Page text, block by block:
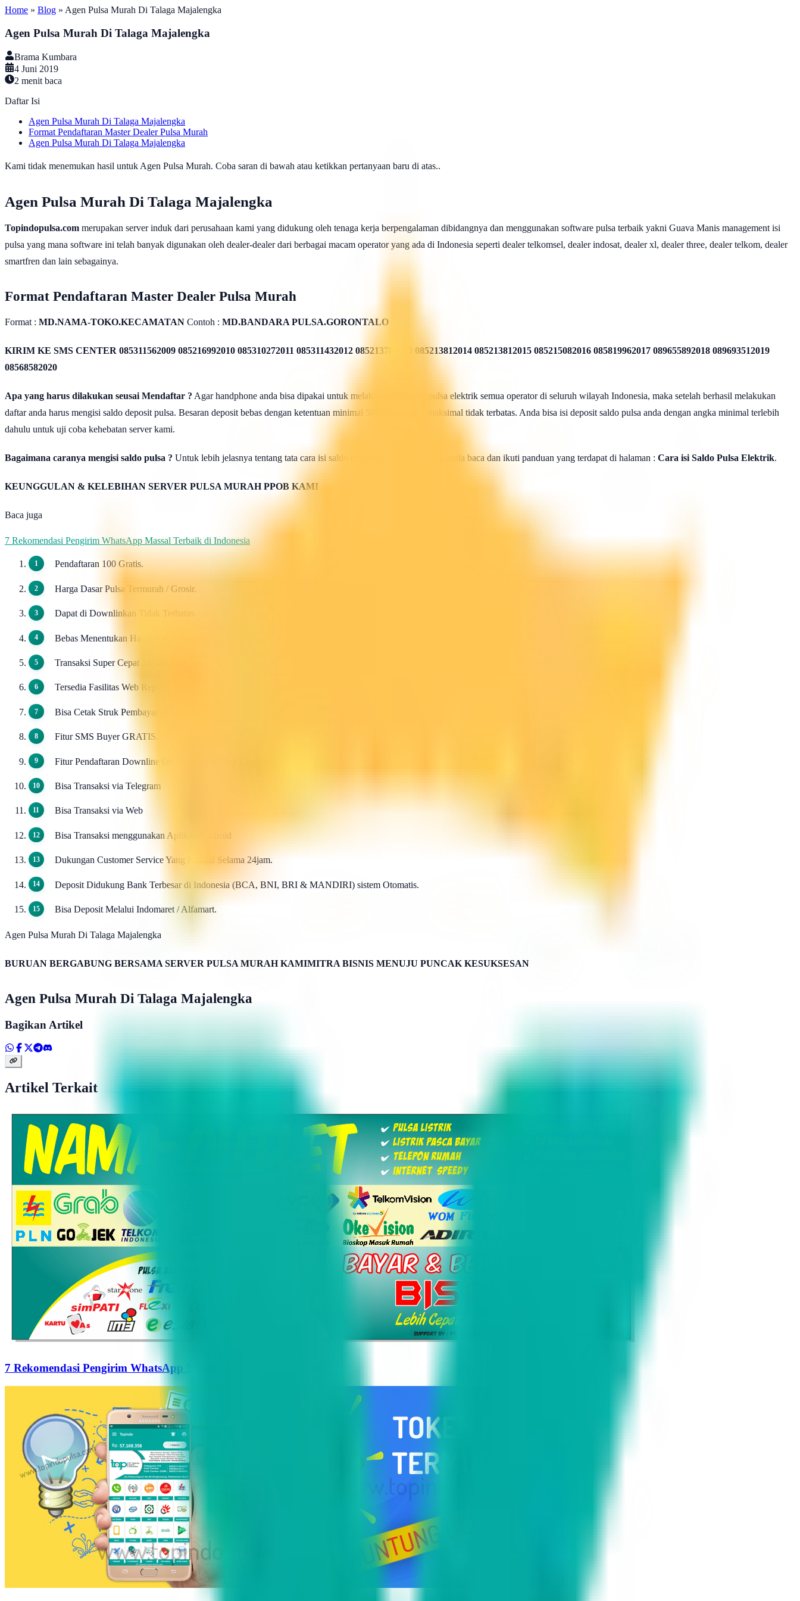
Home » Blog » Agen Pulsa Murah Di Talaga Majalengka
Agen Pulsa Murah Di Talaga Majalengka
Brama Kumbara
4 Juni 2019
2 menit baca
Daftar Isi
Agen Pulsa Murah Di Talaga Majalengka
Format Pendaftaran Master Dealer Pulsa Murah
Agen Pulsa Murah Di Talaga Majalengka
Kami tidak menemukan hasil untuk Agen Pulsa Murah. Coba saran di bawah atau ketikkan pertanyaan baru di atas..
Agen Pulsa Murah Di Talaga Majalengka
Topindopulsa.com merupakan server induk dari perusahaan kami yang didukung oleh tenaga kerja berpengalaman dibidangnya dan menggunakan software pulsa terbaik yakni Guava Manis management isi
pulsa yang mana software ini telah banyak digunakan oleh dealer-dealer dari berbagai macam operator yang ada di Indonesia seperti dealer telkomsel, dealer indosat, dealer xl, dealer three, dealer telkom, dealer
smartfren dan lain sebagainya.
Format Pendaftaran Master Dealer Pulsa Murah
Format : MD.NAMA-TOKO.KECAMATAN Contoh : MD.BANDARA PULSA.GORONTALO
KIRIM KE SMS CENTER 085311562009 085216992010 085310272011 085311432012 085213782013 085213812014 085213812015 085215082016 085819962017 089655892018 089693512019
08568582020
Apa yang harus dilakukan seusai Mendaftar ? Agar handphone anda bisa dipakai untuk melakukan isi ulang pulsa elektrik semua operator di seluruh wilayah Indonesia, maka setelah berhasil melakukan
daftar anda harus mengisi saldo deposit pulsa. Besaran deposit bebas dengan ketentuan minimal 50rb rupiah dan maksimal tidak terbatas. Anda bisa isi deposit saldo pulsa anda dengan angka minimal terlebih
dahulu untuk uji coba kehebatan server kami.
Bagaimana caranya mengisi saldo pulsa ? Untuk lebih jelasnya tentang tata cara isi saldo deposit pulsa ini silahkan anda baca dan ikuti panduan yang terdapat di halaman : Cara isi Saldo Pulsa Elektrik.
KEUNGGULAN & KELEBIHAN SERVER PULSA MURAH PPOB KAMI
Baca juga
7 Rekomendasi Pengirim WhatsApp Massal Terbaik di Indonesia
Pendaftaran 100 Gratis.
Harga Dasar Pulsa Termurah / Grosir.
Dapat di Downlinkan Tidak Terbatas.
Bebas Menentukan Harga Ke Downline.
Transaksi Super Cepat 24 Jam Non Stop.
Tersedia Fasilitas Web Report.
Bisa Cetak Struk Pembayaran.
Fitur SMS Buyer GRATIS.
Fitur Pendaftaran Downline Otomatis / AutoReg Downline GRATIS.
Bisa Transaksi via Telegram
Bisa Transaksi via Web
Bisa Transaksi menggunakan Aplikasi Android
Dukungan Customer Service Yang Handal Selama 24jam.
Deposit Didukung Bank Terbesar di Indonesia (BCA, BNI, BRI & MANDIRI) sistem Otomatis.
Bisa Deposit Melalui Indomaret / Alfamart.
Agen Pulsa Murah Di Talaga Majalengka
BURUAN BERGABUNG BERSAMA SERVER PULSA MURAH KAMIMITRA BISNIS MENUJU PUNCAK KESUKSESAN
Agen Pulsa Murah Di Talaga Majalengka
Bagikan Artikel
Artikel Terkait
7 Rekomendasi Pengirim WhatsApp Massal Terbaik di Indonesia